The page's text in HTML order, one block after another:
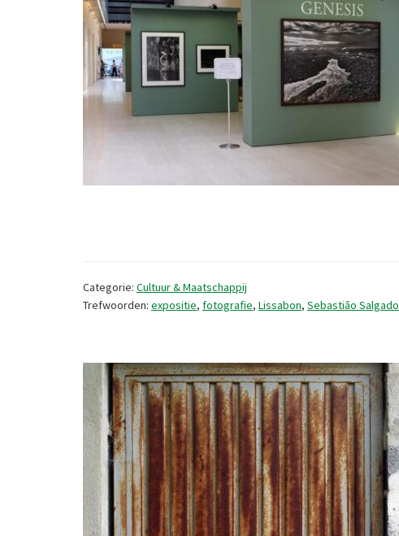
Categorie: Cultuur & Maatschappij
Trefwoorden: expositie, fotografie, Lissabon, Sebastião Salgado